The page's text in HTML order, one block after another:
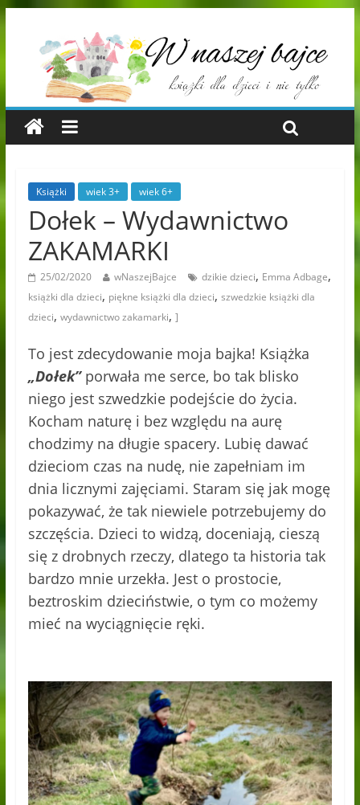
Książki wiek 3+ wiek 6+
Dołek – Wydawnictwo
ZAKAMARKI
25/02/2020 wNaszejBajce dzikie dzieci, Emma Adbage,
książki dla dzieci, piękne książki dla dzieci, szwedzkie książki dla
dzieci, wydawnictwo zakamarki, ]
To jest zdecydowanie moja bajka! Książka
„Dołek” porwała me serce, bo tak blisko
niego jest szwedzkie podejście do życia.
Kocham naturę i bez względu na aurę
chodzimy na długie spacery. Lubię dawać
dzieciom czas na nudę, nie zapełniam im
dnia licznymi zajęciami. Staram się jak mogę
pokazywać, że tak niewiele potrzebujemy do
szczęścia. Dzieci to widzą, doceniają, cieszą
się z drobnych rzeczy, dlatego ta historia tak
bardzo mnie urzekła. Jest o prostocie,
beztroskim dzieciństwie, o tym co możemy
mieć na wyciągnięcie ręki.